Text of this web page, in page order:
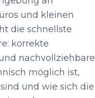
und kleinen
die schnellste
korrekte
nachvollziehbare
möglich ist,
und wie sich die